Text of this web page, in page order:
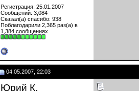
Регистрация: 25.01.2007
Сообщений: 3,084
Сказал(а) спасибо: 938
Поблагодарили 2,365 раз(а) в
1,384 сообщениях
04.05.2007, 22:03
Юрий К.